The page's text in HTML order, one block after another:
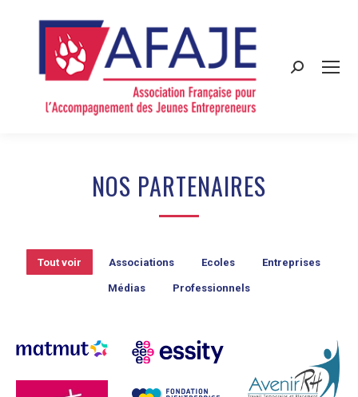
Search:
NOS PARTENAIRES
Tout voir Associations Ecoles Entreprises
Médias Professionnels